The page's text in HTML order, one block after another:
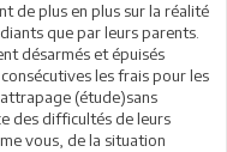
de plus en plus sur la réalité
que par leurs parents.
désarmés et épuisés
les frais pour les
(étude)sans
des difficultés de leurs
vous, de la situation